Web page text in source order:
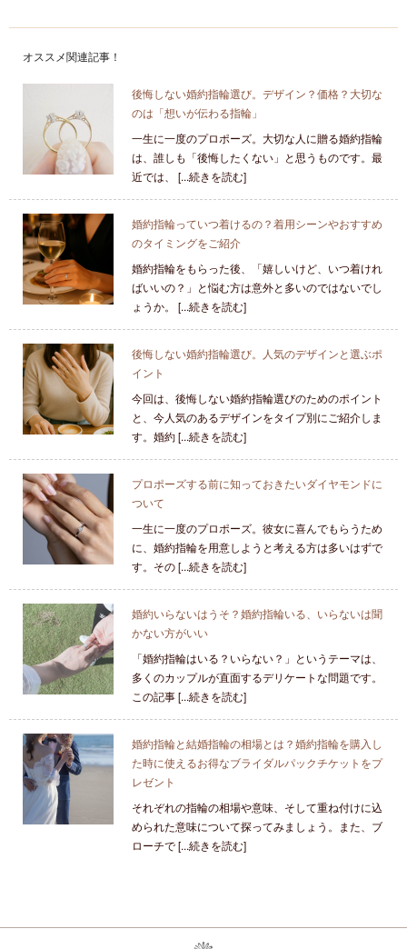
オススメ関連記事！
後悔しない婚約指輪選び。デザイン？価格？大切な
のは「想いが伝わる指輪」
一生に一度のプロポーズ。大切な人に贈る婚約指輪
は、誰しも「後悔したくない」と思うものです。最
近では、 [...続きを読む]
婚約指輪っていつ着けるの？着用シーンやおすすめ
のタイミングをご紹介
婚約指輪をもらった後、「嬉しいけど、いつ着けれ
ばいいの？」と悩む方は意外と多いのではないでし
ょうか。 [...続きを読む]
後悔しない婚約指輪選び。人気のデザインと選ぶポ
イント
今回は、後悔しない婚約指輪選びのためのポイント
と、今人気のあるデザインをタイプ別にご紹介しま
す。婚約 [...続きを読む]
プロポーズする前に知っておきたいダイヤモンドに
ついて
一生に一度のプロポーズ。彼女に喜んでもらうため
に、婚約指輪を用意しようと考える方は多いはずで
す。その [...続きを読む]
婚約いらないはうそ？婚約指輪いる、いらないは聞
かない方がいい
「婚約指輪はいる？いらない？」というテーマは、
多くのカップルが直面するデリケートな問題です。
この記事 [...続きを読む]
婚約指輪と結婚指輪の相場とは？婚約指輪を購入し
た時に使えるお得なブライダルパックチケットをプ
レゼント
それぞれの指輪の相場や意味、そして重ね付けに込
められた意味について探ってみましょう。また、ブ
ローチで [...続きを読む]